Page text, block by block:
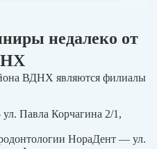
недалеко от
ВДНХ являются филиалы
Павла Корчагина 2/1,
НораДент — ул.